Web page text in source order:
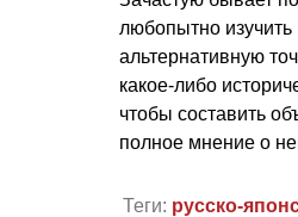
любопытно изучить
альтернативную
какое-либо
чтобы составить
полное мнение о
Теги: русско-